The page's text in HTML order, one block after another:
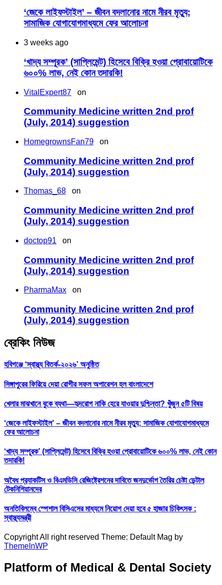
‘জেকে লাইফস্টাইল’ – জীবন বদলানোর নামে নীরব মৃত্যু;
সামাজিক যোগাযোগমাধ্যমে ফের আলোচনা
3 weeks ago
‘খাদ্য সম্পূরক’ (সাপ্লিমেন্ট) হিসেবে বিক্রি হওয়া প্রোবায়োটিকে
৬০০% লাভ, নেই কোন তদারকি!
VitalExpert87 on
Community Medicine written 2nd prof
(July, 2014) suggestion
HomegrownsFan79 on
Community Medicine written 2nd prof
(July, 2014) suggestion
Thomas_68 on
Community Medicine written 2nd prof
(July, 2014) suggestion
doctop91 on
Community Medicine written 2nd prof
(July, 2014) suggestion
PharmaMax on
Community Medicine written 2nd prof
(July, 2014) suggestion
ব্রেকিং নিউজ
হবিগঞ্জে ‘স্বাস্থ্য বিতর্ক-২০২৬’ অনুষ্ঠিত
সিঙ্গাপুরের ফিরিয়ে দেয়া রোগীর সফল অপারেশন হল বাংলাদেশে
খেলার মাঝখানে বুকে ব্যথা—হৃদরোগ নাকি হেরে যাওয়ার দুশ্চিন্তা? খুঁজুন ৫টি বিষয়
‘জেকে লাইফস্টাইল’ – জীবন বদলানোর নামে নীরব মৃত্যু; সামাজিক যোগাযোগমাধ্যমে
ফের আলোচনা
‘খাদ্য সম্পূরক’ (সাপ্লিমেন্ট) হিসেবে বিক্রি হওয়া প্রোবায়োটিকে ৬০০% লাভ, নেই কোন
তদারকি!
অবৈধ প্র‍্যাকটিস ও বিএমডিসি রেজিষ্ট্রেশনের দাবিতে জনদুর্ভোগ তৈরির চেষ্টা ডেন্টাল
টেকনিশিয়ানদের
অনতিবিলম্বে স্পেশাল বিসিএসের মাধ্যমে নিয়োগ দেয়া হবে ৫ হাজার চিকিৎসক :
স্বাস্থ্যমন্ত্রী
Copyright All right reserved Theme: Default Mag by
ThemeInWP
Platform of Medical & Dental Society